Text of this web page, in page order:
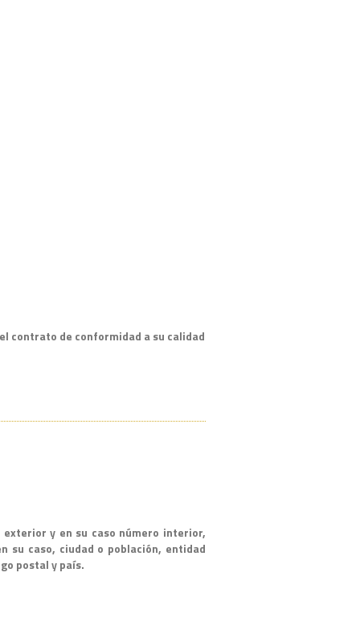
contrato de conformidad a su calidad
y en su caso número interior,
su caso, ciudad o población, entidad
postal y país.